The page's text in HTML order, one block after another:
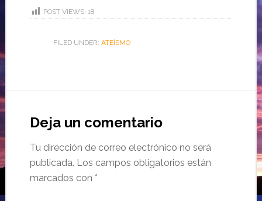
POST VIEWS: 18
FILED UNDER: ATEÍSMO
Deja un comentario
Tu dirección de correo electrónico no será
publicada. Los campos obligatorios están
marcados con *